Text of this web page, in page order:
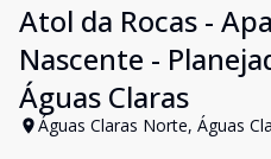
Atol da Rocas -
Nascente -
Águas Claras
Águas Claras Norte, Águas